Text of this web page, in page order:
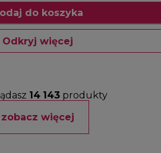
do koszyka
Odkryj więcej
14 143produkty
zobacz więcej